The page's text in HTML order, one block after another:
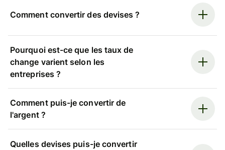
Comment convertir des devises ?
Pourquoi est-ce que les taux de
change varient selon les
entreprises ?
Comment puis-je convertir de
l'argent ?
Quelles devises puis-je convertir